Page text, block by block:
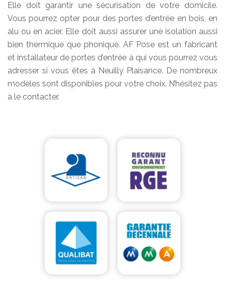
Elle doit garantir une sécurisation de votre domicile.
Vous pourrez opter pour des portes d’entrée en bois, en
alu ou en acier. Elle doit aussi assurer une isolation aussi
bien thermique que phonique. AF Pose est un fabricant
et installateur de portes d’entrée à qui vous pourrez vous
adresser si vous êtes à Neuilly Plaisance. De nombreux
modèles sont disponibles pour votre choix. N’hésitez pas
à le contacter.